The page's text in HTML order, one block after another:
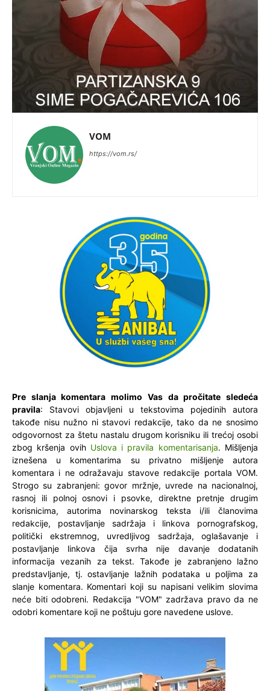
VOM
https://vom.rs/
Pre slanja komentara molimo Vas da pročitate sledeća
pravila: Stavovi objavljeni u tekstovima pojedinih autora
takođe nisu nužno ni stavovi redakcije, tako da ne snosimo
odgovornost za štetu nastalu drugom korisniku ili trećoj osobi
zbog kršenja ovih Uslova i pravila komentarisanja. Mišljenja
iznešena u komentarima su privatno mišljenje autora
komentara i ne odražavaju stavove redakcije portala VOM.
Strogo su zabranjeni: govor mržnje, uvrede na nacionalnoj,
rasnoj ili polnoj osnovi i psovke, direktne pretnje drugim
korisnicima, autorima novinarskog teksta i/ili članovima
redakcije, postavljanje sadržaja i linkova pornografskog,
politički ekstremnog, uvredljivog sadržaja, oglašavanje i
postavljanje linkova čija svrha nije davanje dodatanih
informacija vezanih za tekst. Takođe je zabranjeno lažno
predstavljanje, tj. ostavljanje lažnih podataka u poljima za
slanje komentara. Komentari koji su napisani velikim slovima
neće biti odobreni. Redakcija "VOM" zadržava pravo da ne
odobri komentare koji ne poštuju gore navedene uslove.